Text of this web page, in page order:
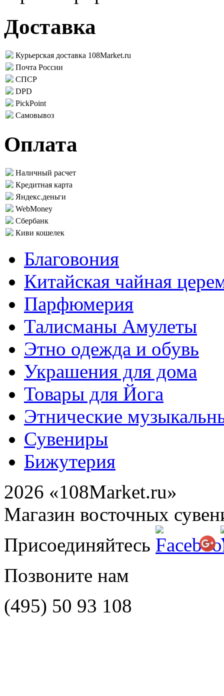
Доставка
Курьерская доставка 108Market.ru
Почта России
СПСР
DPD
PickPoint
Самовывоз
Оплата
Наличный расчет
Кредитная карта
Яндекс.деньги
WebMoney
Сбербанк
Киви кошелек
Благовония
Китайская чайная
Парфюмерия
Талисманы Амулеты
Этно одежда и обувь
Украшения для дома
Товары для Йога
Этнические
Сувениры
Бижутерия
2026 «108Market.ru»
Магазин восточных
Присоединяйтесь
Позвоните нам
(495) 50 93 108